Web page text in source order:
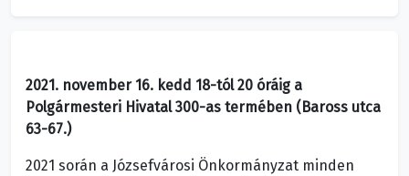
2021. november 16. kedd 18-tól 20 óráig a
Polgármesteri Hivatal 300-as termében (Baross utca
63-67.)
2021 során a Józsefvárosi Önkormányzat minden